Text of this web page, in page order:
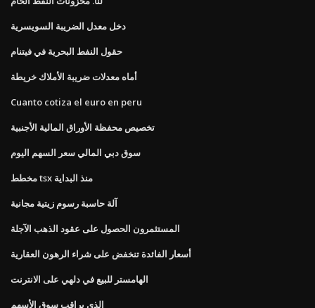
دخل معدل الضريبة السويسرية
حقول النفط البحرية في فيتنام
أماه معدلات ضريبة الأملاك خريطة
Cuanto cotiza el euro en peru
تخصيص محفظة الأوراق المالية الأجنبية
سوق دبي المالي سعر السهم اليوم
مخطط tsx منذ البداية
آلة حاسبة رسوم زيتية مجانية
المستثمرون الحصول على عقود الذهب الآجلة
أسعار الفائدة تنخفض على شراء الرهون العقارية
الهامستر للبيع في دلهي على الانترنت
الذي يراقب سوق الأسهم